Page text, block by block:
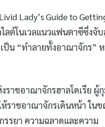
Lady’s Guide to
ลต์โนเวลแนวแฟนตาซีซึ่งจั
ป็น “ทำลายทั้งอาณาจักร”
าชอาณาจักรฮาลโดเรีย ผู้
ราชอาณาจักรเดินหน้า ใน
รยา ความฉลาดและความ